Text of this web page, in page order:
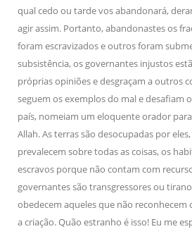
qual cedo ou tarde vos abandonará,
agir assim. Portanto, abandonastes os
foram escravizados e outros foram
subsistência, os governantes injustos
próprias opiniões e desgraçam a outros
seguem os exemplos do mal e desafiam
país, nomeiam um eloquente orador
Allah. As terras são desocupadas por
prevalecem sobre todas as coisas, os
escravos porque não contam com
governantes são transgressores ou
obedecem aqueles que não reconhecem
a criação. Quão estranho é isso! Eu me